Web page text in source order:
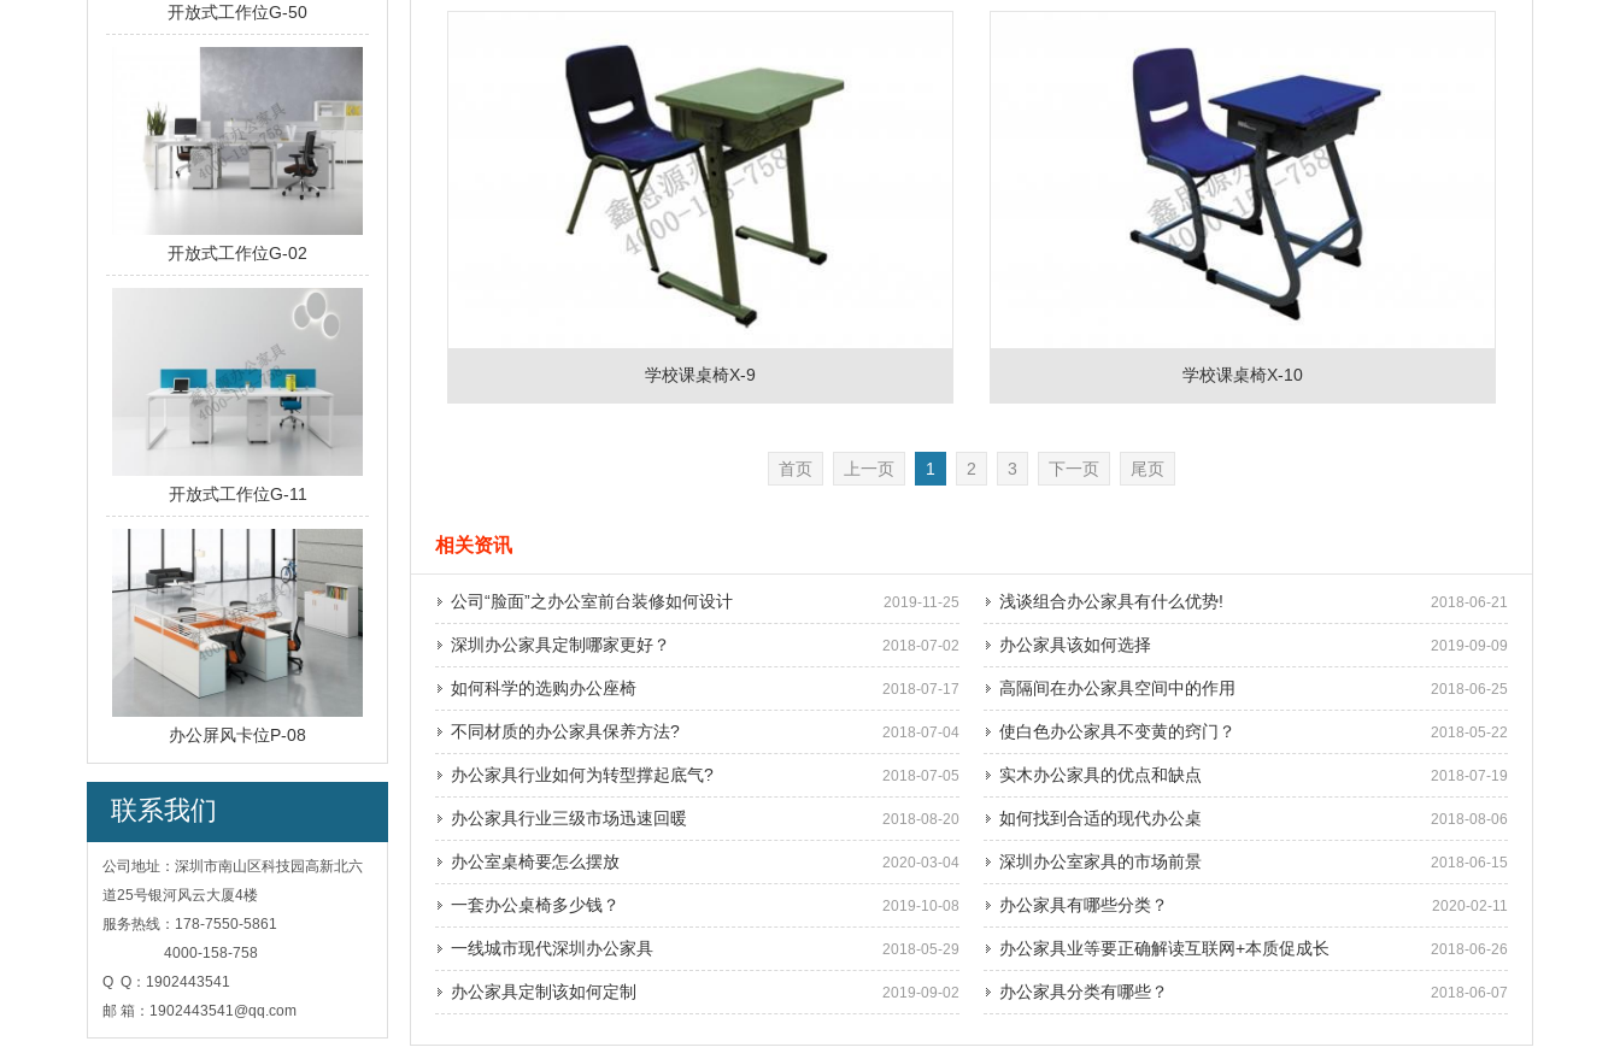
开放式工作位G-50
开放式工作位G-02
开放式工作位G-11
办公屏风卡位P-08
联系我们
公司地址：深圳市南山区科技园高新北六
道25号银河风云大厦4楼
服务热线：178-7550-5861
4000-158-758
Q Q：1902443541
邮 箱：1902443541@qq.com
学校课桌椅X-9 学校课桌椅X-10
首页 上一页 1 2 3 下一页 尾页
相关资讯
公司“脸面”之办公室前台装修如何设计 2019-11-25 浅谈组合办公家具有什么优势! 2018-06-21
深圳办公家具定制哪家更好？ 2018-07-02 办公家具该如何选择 2019-09-09
如何科学的选购办公座椅 2018-07-17 高隔间在办公家具空间中的作用 2018-06-25
不同材质的办公家具保养方法? 2018-07-04 使白色办公家具不变黄的窍门？ 2018-05-22
办公家具行业如何为转型撑起底气? 2018-07-05 实木办公家具的优点和缺点 2018-07-19
办公家具行业三级市场迅速回暖 2018-08-20 如何找到合适的现代办公桌 2018-08-06
办公室桌椅要怎么摆放 2020-03-04 深圳办公室家具的市场前景 2018-06-15
一套办公桌椅多少钱？ 2019-10-08 办公家具有哪些分类？ 2020-02-11
一线城市现代深圳办公家具 2018-05-29 办公家具业等要正确解读互联网+本质促成长 2018-06-26
办公家具定制该如何定制 2019-09-02 办公家具分类有哪些？ 2018-06-07